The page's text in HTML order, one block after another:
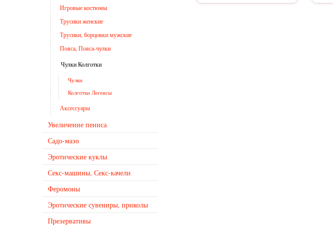
Игровые костюмы
Трусики женские
Трусики, борцовки мужские
Пояса, Пояса-чулки
Чулки Колготки
Чулки
Колготки Легенсы
Аксессуары
Увеличение пениса
Садо-мазо
Эротические куклы
Секс-машины, Секс-качели
Феромоны
Эротические сувениры, приколы
Презервативы